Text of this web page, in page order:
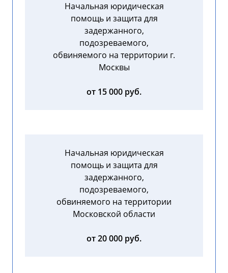
Начальная юридическая
помощь и защита для
задержанного,
подозреваемого,
обвиняемого на территории г.
Москвы
от 15 000 руб.
Начальная юридическая
помощь и защита для
задержанного,
подозреваемого,
обвиняемого на территории
Московской области
от 20 000 руб.